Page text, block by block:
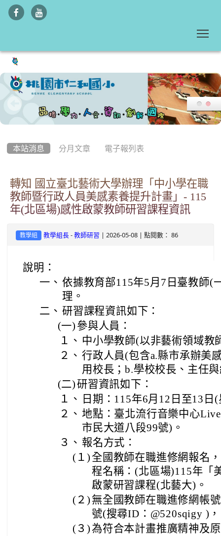
本站消息 分月文章 電子報列表
轉知 國立臺北藝術大學辦理「中小學在職
教師暨行政人員美感素養提升計畫」- 115
年(北區場)感性啟蒙教師研習課程資訊
教學組 教學組長- 教師研習 | 2026-05-08 | 點閱數： 86
說明：
一、 依據教育部115年5月7日臺教師(
理。
二、 研習課程資訊如下：
(一) 參與人員：
１、 中小學教師(以非藝術領域教
２、 行政人員(包含a.縣市承辦美
用校長；b.學校校長、主任
(二)研習資訊如下：
１、
日期：115年6月12日至13日
２、 地點：臺北流行音樂中心
市民大道八段99號)。
３、 報名方式：
(１) 全國教師在職進修網報名
程名稱：(北區場)115年「
啟蒙研習課程(北藝大)。
(２) 無全國教師在職進修網帳
號(搜尋ID：@520sqigy )
(３)為符合本計畫推廣精神及